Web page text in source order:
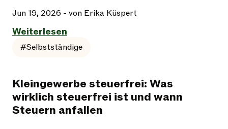
Jun 19, 2026 - von Erika Küspert
Weiterlesen
#Selbstständige
Kleingewerbe steuerfrei: Was
wirklich steuerfrei ist und wann
Steuern anfallen